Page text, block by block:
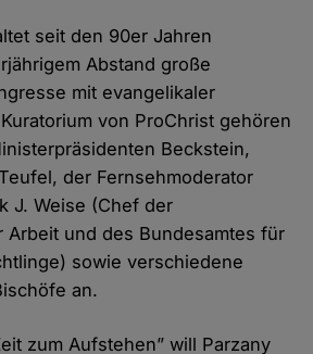
seit den 90er Jahren
Abstand große
mit evangelikaler
von ProChrist gehören
Beckstein,
der Fernsehmoderator
J. Weise (Chef der
Arbeit und des Bundesamtes für
sowie verschiedene
an.
zum Aufstehen” will Parzany